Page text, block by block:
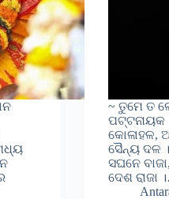
~ ତୁମେ ତ
କୋଳାହଳ,
ସୈନ୍ୟ ଦଳ
ସଘନେ
ଦେଶ ରାଜା